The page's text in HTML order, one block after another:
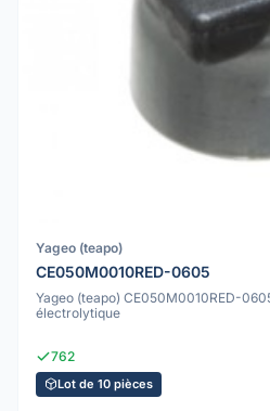
Yageo (teapo)
CE050M0010RED-0605
Yageo (teapo) CE050M0010RED-
électrolytique
762
Lot de 10 pièces